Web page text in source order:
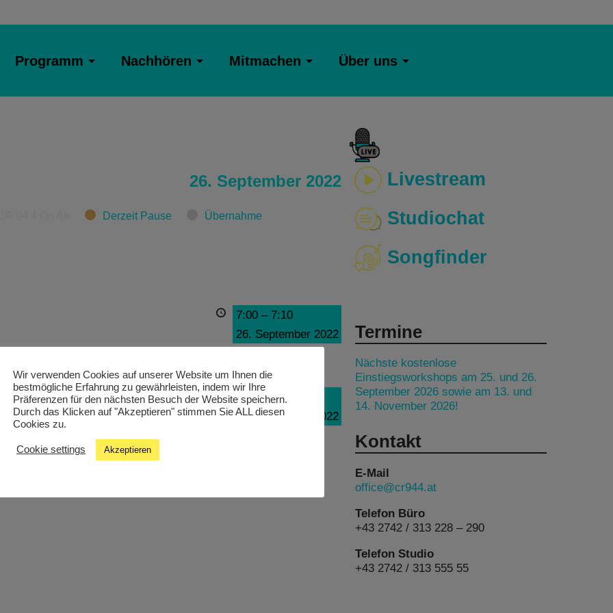
Programm Nachhören Mitmachen Über uns
26. September 2022
Derzeit Pause Übernahme
7:00 – 7:10
26. September 2022
21:00 –23:00
26. September 2022
Livestream
Studiochat
Songfinder
Termine
Nächste kostenlose
Einstiegsworkshops am 25. und 26.
September 2026 sowie am 13. und
14. November 2026!
Kontakt
E-Mail
office@cr944.at
Telefon Büro
+43 2742 / 313 228 – 290
Telefon Studio
+43 2742 / 313 555 55
Wir verwenden Cookies auf unserer Website um Ihnen die
bestmögliche Erfahrung zu gewährleisten, indem wir Ihre
Präferenzen für den nächsten Besuch der Website speichern.
Durch das Klicken auf "Akzeptieren" stimmen Sie ALL diesen
Cookies zu.
Cookie settings Akzeptieren